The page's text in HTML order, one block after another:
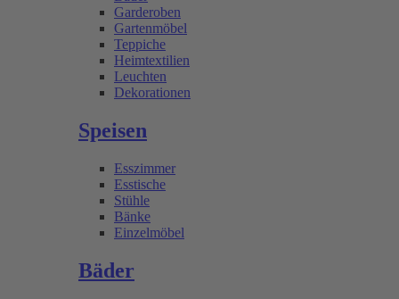
Garderoben
Gartenmöbel
Teppiche
Heimtextilien
Leuchten
Dekorationen
Speisen
Esszimmer
Esstische
Stühle
Bänke
Einzelmöbel
Bäder